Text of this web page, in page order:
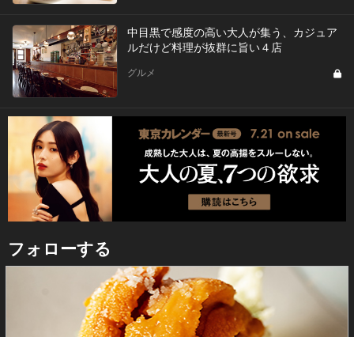
中目黒で感度の高い大人が集う、カジュア
ルだけど料理が抜群に旨い４店
グルメ
フォローする